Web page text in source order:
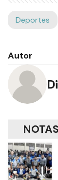
Deportes
Autor